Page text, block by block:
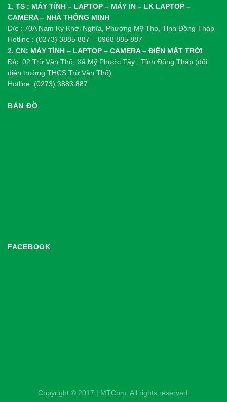
1. TS : MÁY TÍNH – LAPTOP – MÁY IN – LK LAPTOP –
CAMERA – NHÀ THÔNG MINH
Đ/c : 70A Nam Kỳ Khởi Nghĩa, Phường Mỹ Tho, Tỉnh Đồng Tháp
Hotline : (0273) 3885 887 – 0968 885 887
2. CN: MÁY TÍNH – LAPTOP – CAMERA – ĐIỆN MẶT TRỜI
Đ/c: 02 Trừ Văn Thố, Xã Mỹ Phước Tây , Tỉnh Đồng Tháp (đối
diện trường THCS Trừ Văn Thố)
Hotline: (0273) 3883 887
BẢN ĐỒ
FACEBOOK
Copyright © 2017 | MTCom. All rights reserved.